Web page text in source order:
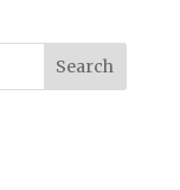
Search